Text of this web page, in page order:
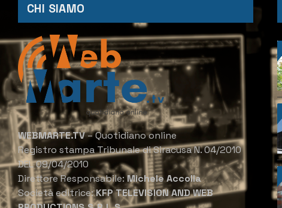
CHI SIAMO
WEBMARTE.TV– Quotidiano online
Registro stampa Tribunale di Siracusa N. 04/2010
DEL 09/04/2010
Direttore Responsabile:Michele Accolla
Società editrice:KFP TELEVISION AND WEB